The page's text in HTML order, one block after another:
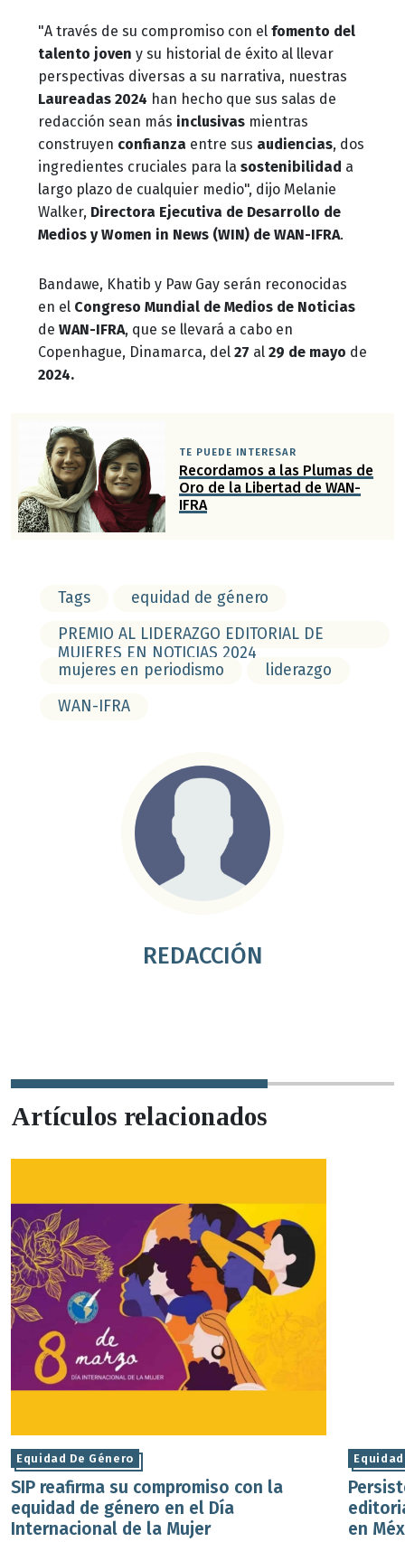
"A través de su compromiso con el fomento del
talento joven y su historial de éxito al llevar
perspectivas diversas a su narrativa, nuestras
Laureadas 2024 han hecho que sus salas de
redacción sean más inclusivas mientras
construyen confianza entre sus audiencias, dos
ingredientes cruciales para la sostenibilidad a
largo plazo de cualquier medio", dijo Melanie
Walker, Directora Ejecutiva de Desarrollo de
Medios y Women in News (WIN) de WAN-IFRA.
Bandawe, Khatib y Paw Gay serán reconocidas
en el Congreso Mundial de Medios de Noticias
de WAN-IFRA, que se llevará a cabo en
Copenhague, Dinamarca, del 27 al 29 de mayo de
2024.
TE PUEDE INTERESAR
Recordamos a las Plumas de
Oro de la Libertad de WAN-
IFRA
Tags
equidad de género
PREMIO AL LIDERAZGO EDITORIAL DE
MUJERES EN NOTICIAS 2024
mujeres en periodismo
liderazgo
WAN-IFRA
REDACCIÓN
Artículos relacionados
Equidad De Género
SIP reafirma su compromiso con la
equidad de género en el Día
Internacional de la Mujer
en